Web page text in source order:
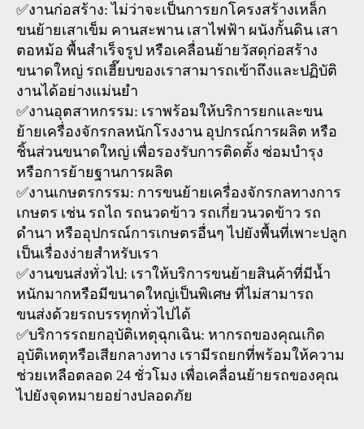
✅งานก่อสร้าง: ไม่ว่าจะเป็นการยกโครงสร้างเหล็ก
ขนย้ายเสาเข็ม คานสะพาน เสาไฟฟ้า ผนังกั้นดิน เสา
ตอหม้อ พื้นสำเร็จรูป หรือเคลื่อนย้ายวัสดุก่อสร้าง
ขนาดใหญ่ รถเฮี๊ยบของเราสามารถเข้าถึงและปฏิบัติ
งานได้อย่างแม่นยำ
✅งานอุตสาหกรรม: เราพร้อมให้บริการยกและขน
ย้ายเครื่องจักรกลหนักโรงงาน อุปกรณ์การผลิต หรือ
ชิ้นส่วนขนาดใหญ่ เพื่อรองรับการติดตั้ง ซ่อมบำรุง
หรือการย้ายฐานการผลิต
✅งานเกษตรกรรม: การขนย้ายเครื่องจักรกลทางการ
เกษตร เช่น รถไถ รถนวดข้าว รถเกี่ยวนวดข้าว รถ
ดำนา หรืออุปกรณ์การเกษตรอื่นๆ ไปยังพื้นที่เพาะปลูก
เป็นเรื่องง่ายสำหรับเรา
✅งานขนส่งทั่วไป: เราให้บริการขนย้ายสินค้าที่มีน้ำ
หนักมากหรือมีขนาดใหญ่เป็นพิเศษ ที่ไม่สามารถ
ขนส่งด้วยรถบรรทุกทั่วไปได้
✅บริการรถยกอุบัติเหตุฉุกเฉิน: หากรถของคุณเกิด
อุบัติเหตุหรือเสียกลางทาง เรามีรถยกที่พร้อมให้ความ
ช่วยเหลือตลอด 24 ชั่วโมง เพื่อเคลื่อนย้ายรถของคุณ
ไปยังจุดหมายอย่างปลอดภัย